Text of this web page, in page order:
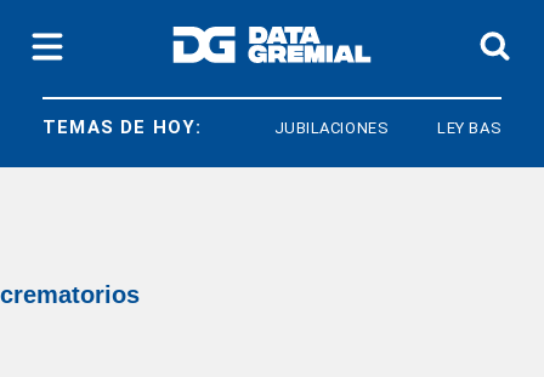
TEMAS DE HOY: JUBILACIONES LEY BASES
crematorios